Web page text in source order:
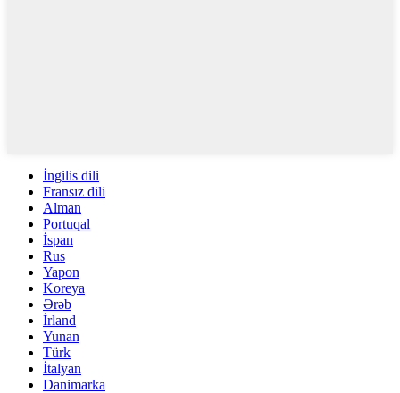
İngilis dili
Fransız dili
Alman
Portuqal
İspan
Rus
Yapon
Koreya
Ərəb
İrland
Yunan
Türk
İtalyan
Danimarka